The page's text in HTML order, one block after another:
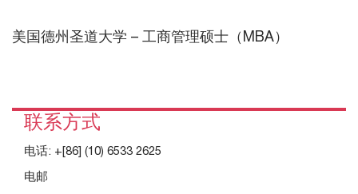
美国德州圣道大学 – 工商管理硕士（MBA）
联系方式
电话: +[86] (10) 6533 2625
电邮